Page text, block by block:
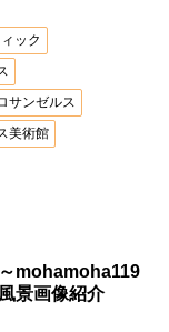
ック
サンゼルス
美術館
mohamoha119
景画像紹介